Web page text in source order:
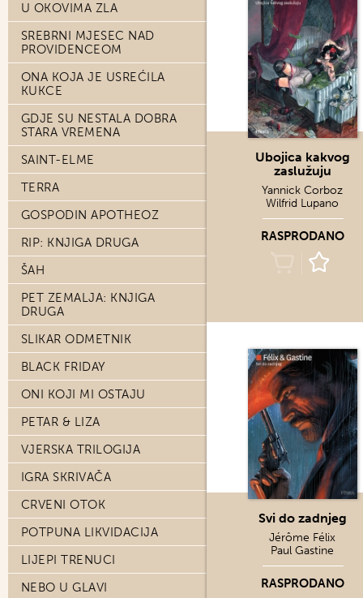
U OKOVIMA ZLA
SREBRNI MJESEC NAD
PROVIDENCEOM
ONA KOJA JE USREĆILA
KUKCE
GDJE SU NESTALA DOBRA
STARA VREMENA
SAINT-ELME
TERRA
GOSPODIN APOTHEOZ
RIP: KNJIGA DRUGA
ŠAH
PET ZEMALJA: KNJIGA
DRUGA
SLIKAR ODMETNIK
BLACK FRIDAY
ONI KOJI MI OSTAJU
PETAR & LIZA
VJERSKA TRILOGIJA
IGRA SKRIVAČA
CRVENI OTOK
POTPUNA LIKVIDACIJA
LIJEPI TRENUCI
NEBO U GLAVI
Ubojica kakvog
zaslužuju
Yannick Corboz
Wilfrid Lupano
RASPRODANO
Svi do zadnjeg
Jérôme Félix
Paul Gastine
RASPRODANO